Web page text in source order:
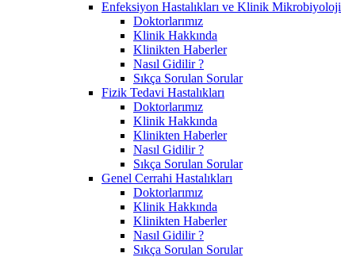
Enfeksiyon Hastalıkları ve Klinik Mikrobiyoloji
Doktorlarımız
Klinik Hakkında
Klinikten Haberler
Nasıl Gidilir ?
Sıkça Sorulan Sorular
Fizik Tedavi Hastalıkları
Doktorlarımız
Klinik Hakkında
Klinikten Haberler
Nasıl Gidilir ?
Sıkça Sorulan Sorular
Genel Cerrahi Hastalıkları
Doktorlarımız
Klinik Hakkında
Klinikten Haberler
Nasıl Gidilir ?
Sıkça Sorulan Sorular